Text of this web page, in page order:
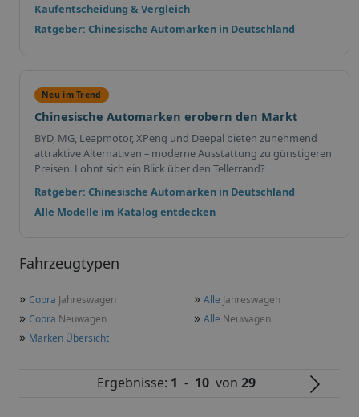
Kaufentscheidung & Vergleich
Ratgeber: Chinesische Automarken in Deutschland
Neu im Trend
Chinesische Automarken erobern den Markt
BYD, MG, Leapmotor, XPeng und Deepal bieten zunehmend
attraktive Alternativen – moderne Ausstattung zu günstigeren
Preisen. Lohnt sich ein Blick über den Tellerrand?
Ratgeber: Chinesische Automarken in Deutschland
Alle Modelle im Katalog entdecken
Fahrzeugtypen
» Cobra Jahreswagen » Alle Jahreswagen
» Cobra Neuwagen » Alle Neuwagen
» Marken Übersicht
Ergebnisse: 1 - 10von 29